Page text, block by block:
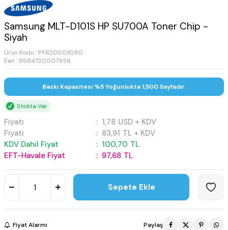
Samsung MLT-D101S HP SU700A Toner Chip -
Siyah
Ürün Kodu : PYRZ0009280
Ean : 8684720007956
Baskı Kapasitesi %5 Yoğunlukta 1,500 Sayfadır.
Stokta Var
Fiyatı : 1,78 USD + KDV
Fiyatı
: 83,91 TL + KDV
KDV Dahil Fiyat
: 100,70 TL
EFT-Havale Fiyat
: 97,68 TL
Sepete Ekle
Fiyat Alarmı Paylaş